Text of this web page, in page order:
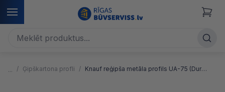
Ģipškartona profli Knauf reģipša metāla profils UA-75 (Durvju profili)